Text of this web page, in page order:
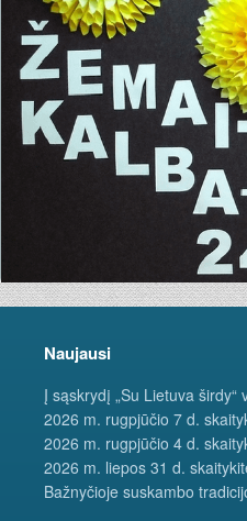
Naujausi
Į sąskrydį „Su Lietuva širdy“
2026 m. rugpjūčio 7 d.
2026 m. rugpjūčio 4 d.
2026 m. liepos 31 d.
Bažnyčioje suskambo